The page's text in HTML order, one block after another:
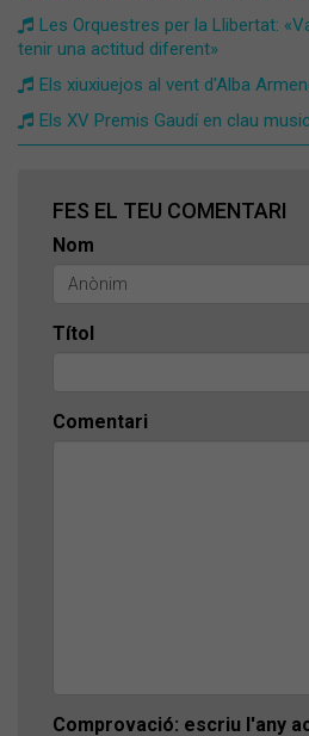
Les Orquestres per la Llibertat:
tenir una actitud diferent»
Els xiuxiuejos al vent d'Alba
Els XV Premis Gaudí en clau
FES EL TEU COMENTARI
Nom
Títol
Comentari
Comprovació: escriu l'any